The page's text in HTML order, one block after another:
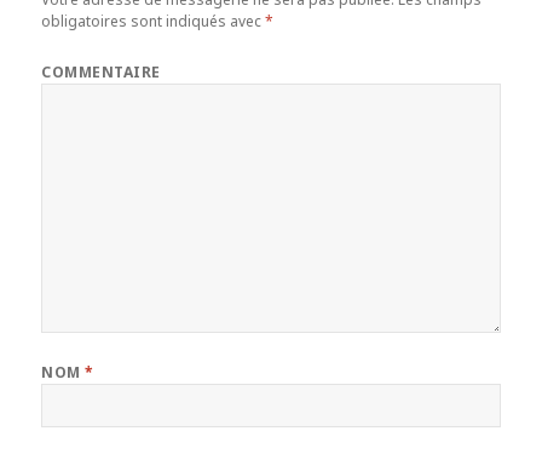
obligatoires sont indiqués avec*
COMMENTAIRE
NOM*